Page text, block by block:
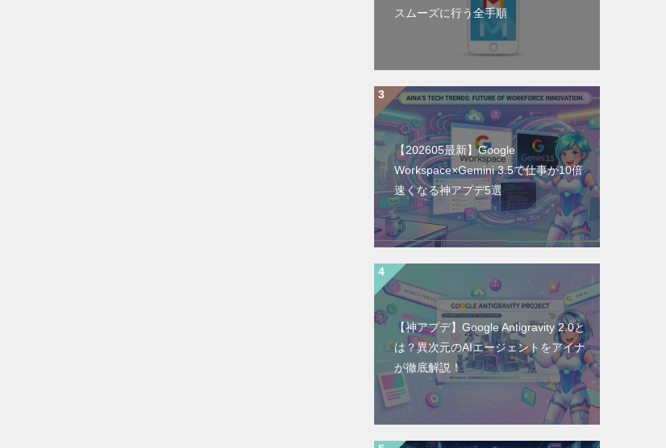
スムーズに行う全手順
【202605最新】Google
Workspace×Gemini 3.5で仕事が10倍
速くなる神アプデ5選
【神アプデ】Google Antigravity 2.0と
は？異次元のAIエージェントをアイナ
が徹底解説！